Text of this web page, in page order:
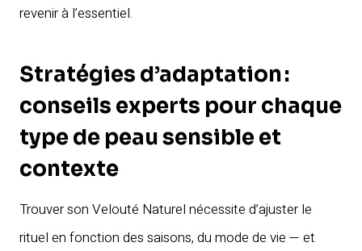
revenir à l’essentiel.
Stratégies d’adaptation :
conseils experts pour chaque
type de peau sensible et
contexte
Trouver son Velouté Naturel nécessite d’ajuster le
rituel en fonction des saisons, du mode de vie — et